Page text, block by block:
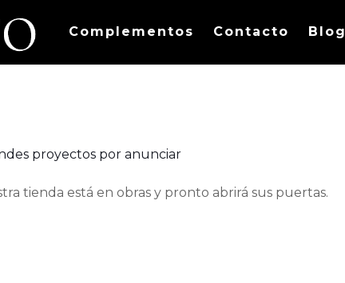
Complementos Contacto Blog
proyectos por anunciar
tienda está en obras y pronto abrirá sus puertas.